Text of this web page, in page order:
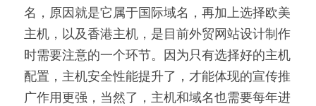
名，原因就是它属于国际域名，再加上选择欧美
主机，以及香港主机，是目前外贸网站设计制作
时需要注意的一个环节。因为只有选择好的主机
配置，主机安全性能提升了，才能体现的宣传推
广作用更强，当然了，主机和域名也需要每年进